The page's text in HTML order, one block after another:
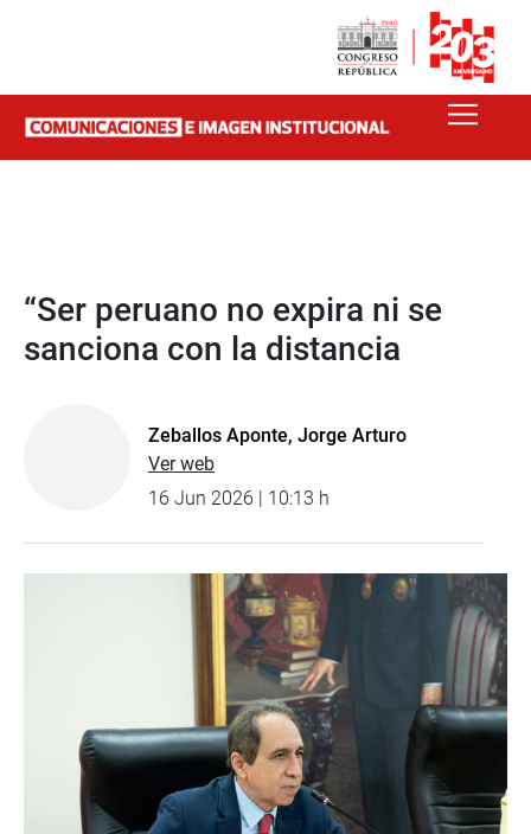
“Ser peruano no expira ni se
sanciona con la distancia
Zeballos Aponte, Jorge Arturo
Ver web
16 Jun 2026 | 10:13 h